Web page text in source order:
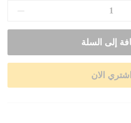
إلى السلة
اشتري الان